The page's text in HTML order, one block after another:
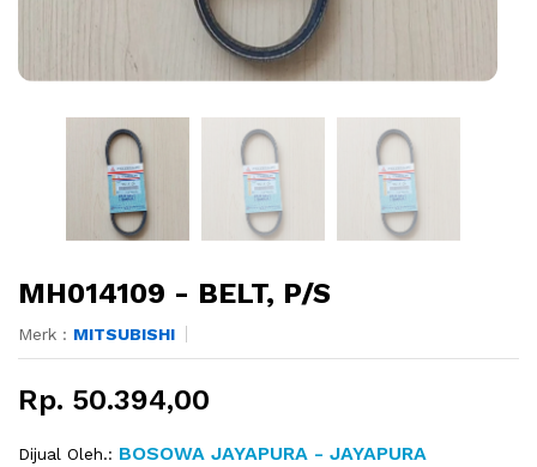
MH014109 - BELT, P/S
Merk : MITSUBISHI
Rp. 50.394,00
Dijual Oleh.: BOSOWA JAYAPURA - JAYAPURA